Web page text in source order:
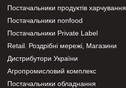
Постачальники продуктів харчування
Постачальники nonfood
Постачальники Private Label
Retail. Роздрібні мережі, Магазини
Дистрибутори України
Агропромисловий комплекс
Постачальники обладнання